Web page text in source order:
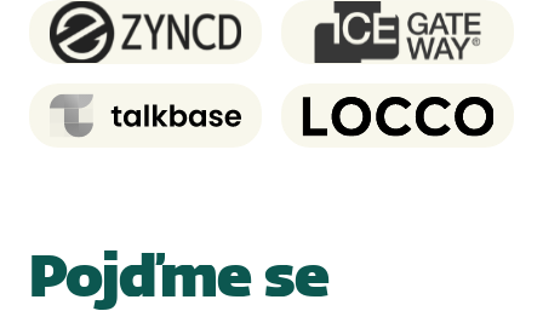
Zyncd Ice GateWay
Talkbase Locco
Pojďme se